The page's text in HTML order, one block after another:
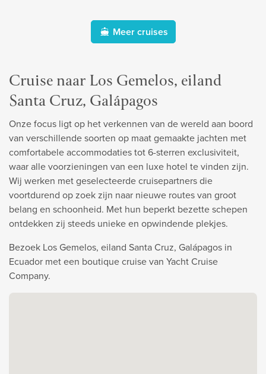
Meer cruises
Cruise naar Los Gemelos, eiland
Santa Cruz, Galápagos
Onze focus ligt op het verkennen van de wereld aan boord
van verschillende soorten op maat gemaakte jachten met
comfortabele accommodaties tot 6-sterren exclusiviteit,
waar alle voorzieningen van een luxe hotel te vinden zijn.
Wij werken met geselecteerde cruisepartners die
voortdurend op zoek zijn naar nieuwe routes van groot
belang en schoonheid. Met hun beperkt bezette schepen
ontdekken zij steeds unieke en opwindende plekjes.
Bezoek Los Gemelos, eiland Santa Cruz, Galápagos in
Ecuador met een boutique cruise van Yacht Cruise
Company.